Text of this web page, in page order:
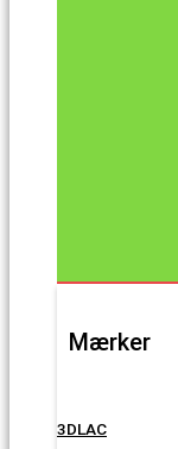
Mærker
3DLAC